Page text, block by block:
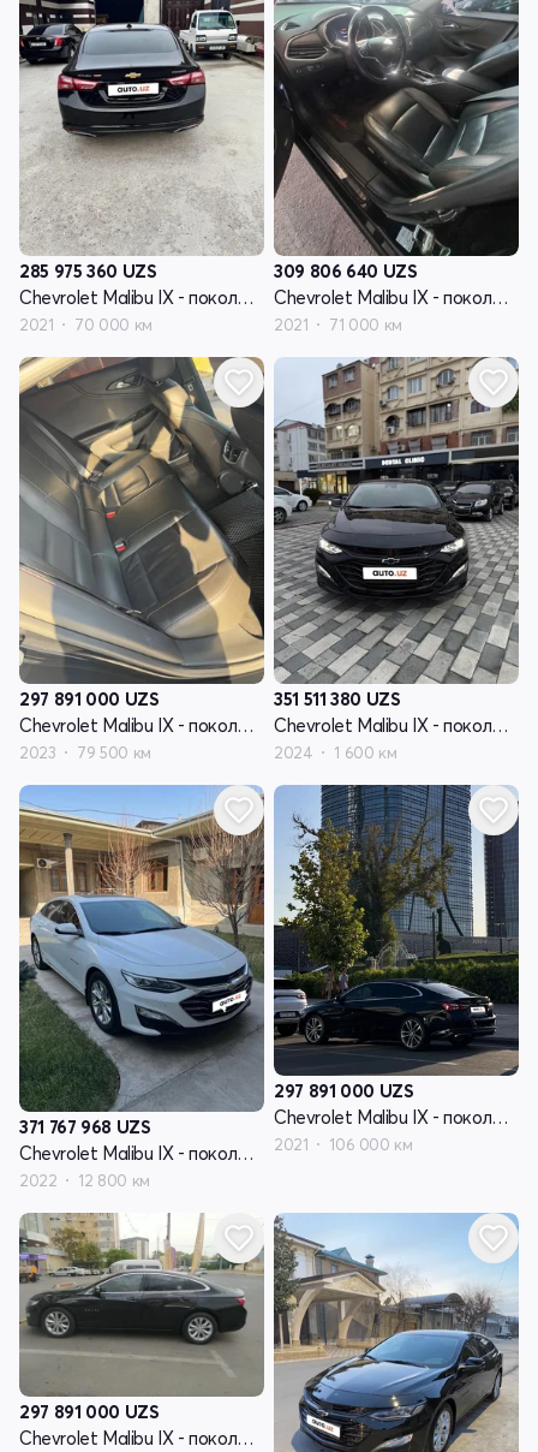
285 975 360 UZS
Chevrolet Malibu IX - поколение рестайлинг
2021 70 000 км
309 806 640 UZS
Chevrolet Malibu IX - поколение рестайлинг
2021 71 000 км
297 891 000 UZS
Chevrolet Malibu IX - поколение рестайлинг
2023 79 500 км
351 511 380 UZS
Chevrolet Malibu IX - поколение рестайлинг
2024 1 600 км
371 767 968 UZS
Chevrolet Malibu IX - поколение рестайлинг
2022 12 800 км
297 891 000 UZS
Chevrolet Malibu IX - поколение рестайлинг
2021 106 000 км
297 891 000 UZS
Chevrolet Malibu IX - поколение рестайлинг